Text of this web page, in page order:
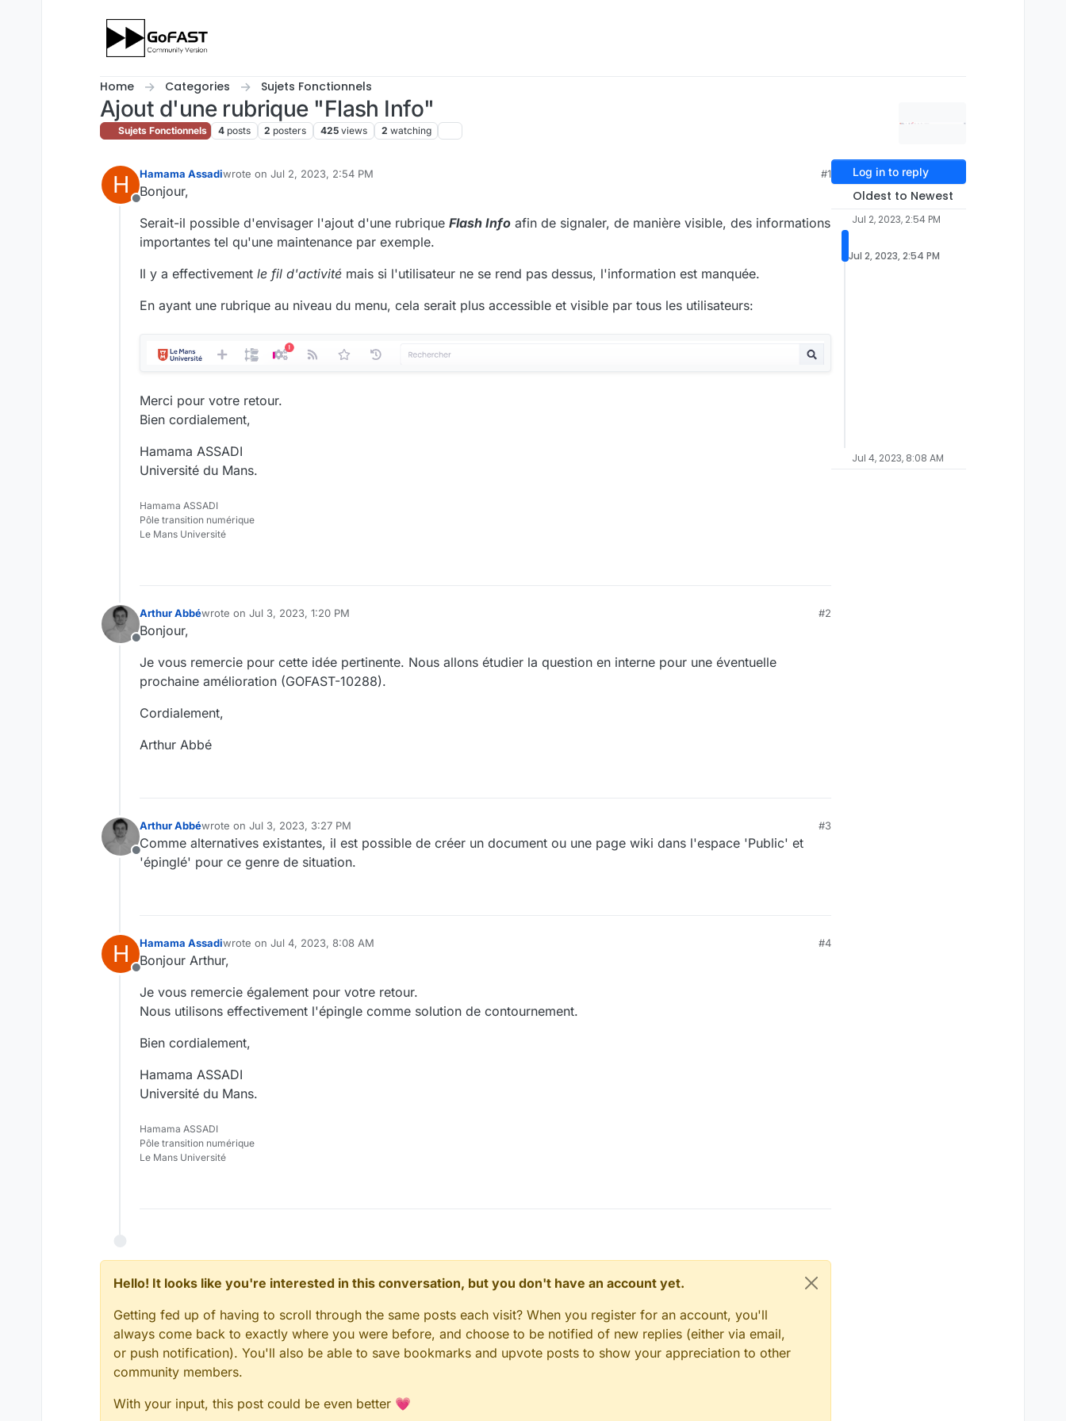
Home Categories Sujets Fonctionnels
Ajout d'une rubrique "Flash Info"
Sujets Fonctionnels 4 posts 2 posters 425 views 2 watching
H
Offline
Hamama Assadiwrote on Jul 2, 2023, 2:54 PM
last edited by
#1
Bonjour,
Serait-il possible d'envisager l'ajout d'une rubrique Flash Info afin de signaler, de manière visible, des informations
importantes tel qu'une maintenance par exemple.
Il y a effectivement le fil d'activité mais si l'utilisateur ne se rend pas dessus, l'information est manquée.
En ayant une rubrique au niveau du menu, cela serait plus accessible et visible par tous les utilisateurs:
Merci pour votre retour.
Bien cordialement,
Hamama ASSADI
Université du Mans.
Hamama ASSADI
Pôle transition numérique
Le Mans Université
Offline
Arthur Abbéwrote on Jul 3, 2023, 1:20 PM
last edited by
#2
Bonjour,
Je vous remercie pour cette idée pertinente. Nous allons étudier la question en interne pour une éventuelle
prochaine amélioration (GOFAST-10288).
Cordialement,
Arthur Abbé
Offline
Arthur Abbéwrote on Jul 3, 2023, 3:27 PM
last edited by Arthur Abbé Jul 4, 2023, 9:18 AM
#3
Comme alternatives existantes, il est possible de créer un document ou une page wiki dans l'espace 'Public' et
'épinglé' pour ce genre de situation.
H
Offline
Hamama Assadiwrote on Jul 4, 2023, 8:08 AM
last edited by
#4
Bonjour Arthur,
Je vous remercie également pour votre retour.
Nous utilisons effectivement l'épingle comme solution de contournement.
Bien cordialement,
Hamama ASSADI
Université du Mans.
Hamama ASSADI
Pôle transition numérique
Le Mans Université
Hello! It looks like you're interested in this conversation, but you don't have an account yet.
Getting fed up of having to scroll through the same posts each visit? When you register for an account, you'll
always come back to exactly where you were before, and choose to be notified of new replies (either via email,
or push notification). You'll also be able to save bookmarks and upvote posts to show your appreciation to other
community members.
With your input, this post could be even better 💗
Log in to reply
Oldest to Newest
Jul 2, 2023, 2:54 PM
Jul 2, 2023, 2:54 PM
Jul 4, 2023, 8:08 AM